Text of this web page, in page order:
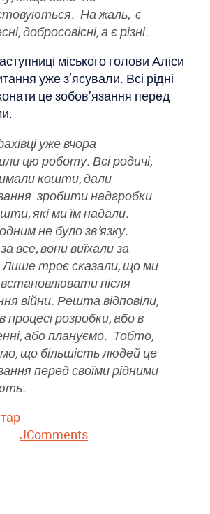
На жаль, є
добросовісні, а є різні.
міського голови Аліси
уже з’ясували. Всі рідні
це зобов’язання перед
уже вчора
цю роботу. Всі родичі,
кошти, дали
зробити надгробки
які ми їм надали.
не було зв’язку.
все, вони виїхали за
Лише троє сказали, що ми
після
війни. Решта відповіли,
процесі розробки, або в
або плануємо. Тобто,
що більшість людей це
перед своїми рідними
JComments